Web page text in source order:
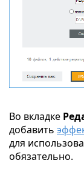
Во вкладке
добавить
для
обязательно.